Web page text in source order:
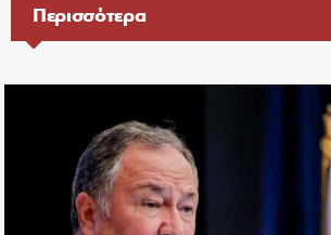
Περισσότερα